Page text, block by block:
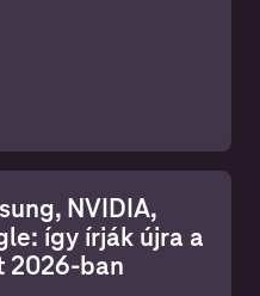
vonal körüli piaci
is azt üzeni, hogy az
ráncfelvarrás, hanem
finomítja a prémium
a lossless lejátszás
az audiofil közönség
NVIDIA,
így írják újra a
2026-ban